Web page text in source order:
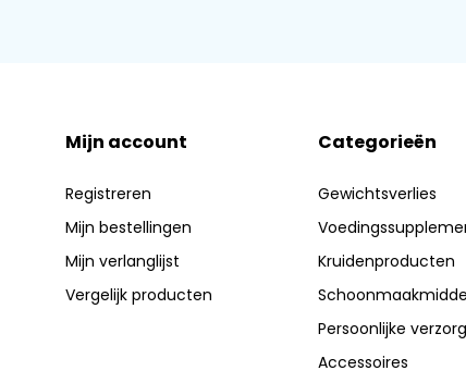
Mijn account
Registreren
Mijn bestellingen
Mijn verlanglijst
Vergelijk producten
Categorieën
Gewichtsverlies
Kruidenproducten
Persoonlijke
Accessoires